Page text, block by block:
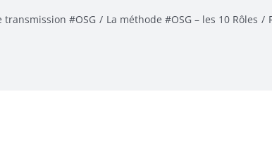
transmission #OSG La méthode #OSG – les 10 Rôles